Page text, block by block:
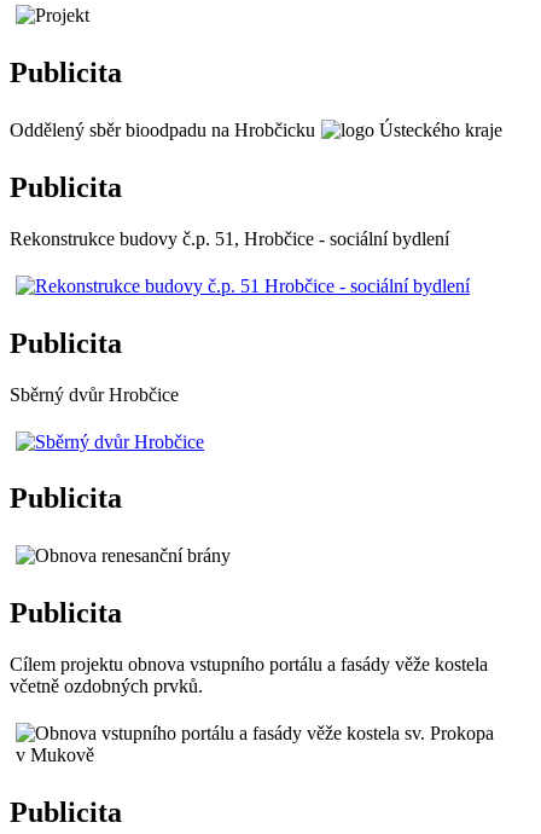
Publicita
Oddělený sběr bioodpadu na Hrobčicku
Publicita
Rekonstrukce budovy č.p. 51, Hrobčice - sociální bydlení
Publicita
Sběrný dvůr Hrobčice
Publicita
Publicita
Cílem projektu obnova vstupního portálu a fasády věže kostela
včetně ozdobných prvků.
Publicita